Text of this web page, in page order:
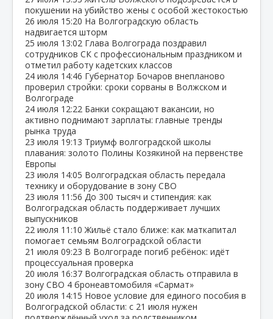
покушении на убийство жены с особой жестокостью
26 июля 15:20 На Волгоградскую область
надвигается шторм
25 июля 13:02 Глава Волгограда поздравил
сотрудников СК с профессиональным праздником и
отметил работу кадетских классов
24 июля 14:46 Губернатор Бочаров внепланово
проверил стройки: сроки сорваны в Волжском и
Волгограде
24 июля 12:22 Банки сокращают вакансии, но
активно поднимают зарплаты: главные тренды
рынка труда
23 июля 19:13 Триумф волгоградской школы
плавания: золото Полины Козякиной на первенстве
Европы
23 июля 14:05 Волгоградская область передала
технику и оборудование в зону СВО
23 июля 11:56 До 300 тысяч и стипендия: как
Волгоградская область поддерживает лучших
выпускников
22 июля 11:10 Жильё стало ближе: как маткапитал
помогает семьям Волгоградской области
21 июля 09:23 В Волгограде погиб ребёнок: идёт
процессуальная проверка
20 июля 16:37 Волгоградская область отправила в
зону СВО 4 бронеавтомобиля «Сармат»
20 июля 14:15 Новое условие для единого пособия в
Волгоградской области: с 21 июля нужен